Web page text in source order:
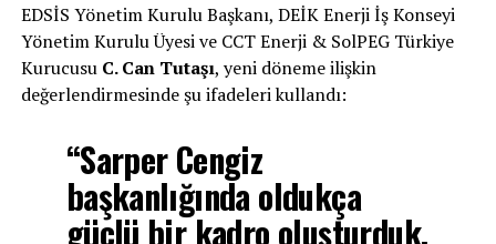
EDSİS Yönetim Kurulu Başkanı, DEİK Enerji İş Konseyi
Yönetim Kurulu Üyesi ve CCT Enerji & SolPEG Türkiye
Kurucusu C. Can Tutaşı, yeni döneme ilişkin
değerlendirmesinde şu ifadeleri kullandı:
“Sarper Cengiz
başkanlığında oldukça
güçlü bir kadro oluşturduk.